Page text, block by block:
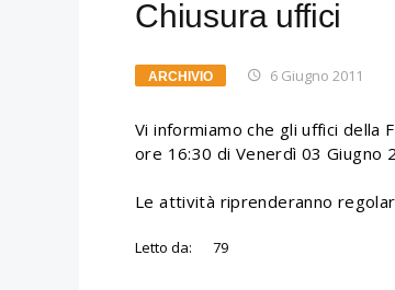
Chiusura uffici
ARCHIVIO 6 Giugno 2011
Vi informiamo che gli uffici della
ore 16:30 di Venerdì 03 Giugno
Le attività riprenderanno
Letto da: 79